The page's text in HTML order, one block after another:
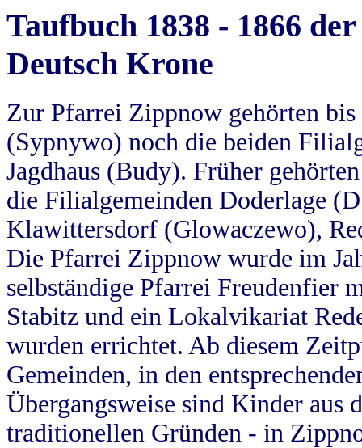
Taufbuch 1838 - 1866
Deutsch Krone
Zur Pfarrei Zippnow gehörten
(Sypnywo) noch die beiden
Jagdhaus (Budy). Früher
die Filialgemeinden Doderlage
Klawittersdorf (Glowaczewo),
Die Pfarrei Zippnow wurde im
selbständige Pfarrei Freudenfier
Stabitz und ein Lokalvikariat
wurden errichtet. Ab diesem
Gemeinden, in den
Übergangsweise sind Kinder aus
traditionellen Gründen - in